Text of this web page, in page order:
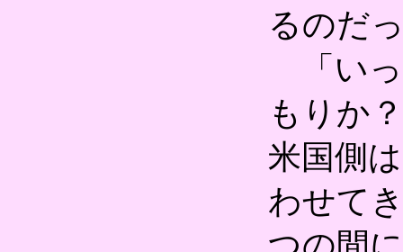
るのだ
「いっ
もりか
米国側
わせて